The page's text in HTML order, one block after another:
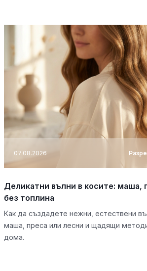
07.08.2026
Деликатни вълни в косите: маша,
без топлина
Как да създадете нежни, естествени
маша, преса или лесни и щадящи
дома.